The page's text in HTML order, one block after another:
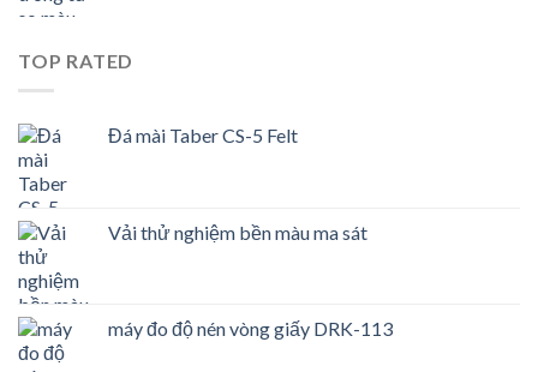
TOP RATED
Đá mài Taber CS-5 Felt
Vải thử nghiệm bền màu ma sát
máy đo độ nén vòng giấy DRK-113